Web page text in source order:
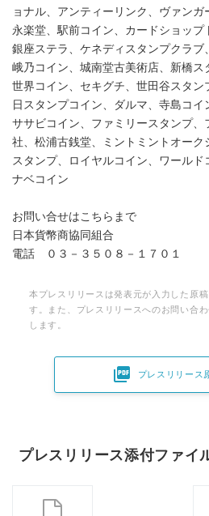
ョナル、アンティーリンク、ヴァンガ
永楽堂、駅前コイン、カードショップ
銀座ステラ、ケネディスタンプクラ
峨乃コイン、城南堂古美術店、新橋ス
世界コイン、セキグチ、世田谷スタ
日スタンプコイン、ダルマ、寺島コ
ササビコイン、ファミリースタンプ、
社、松浦古銭堂、ミントミントオーク
スタンプ、ロイヤルコイン、ワールド
ナベコイン
お問い合せはこちらまで
日本貨幣商協同組合
電話 ０３－３５０８－１７０１
本プレスリリースは発表元が入力した原
す。また、プレスリリースへのお問い合
します。
 プレスリリース
プレスリリース添付ファイ